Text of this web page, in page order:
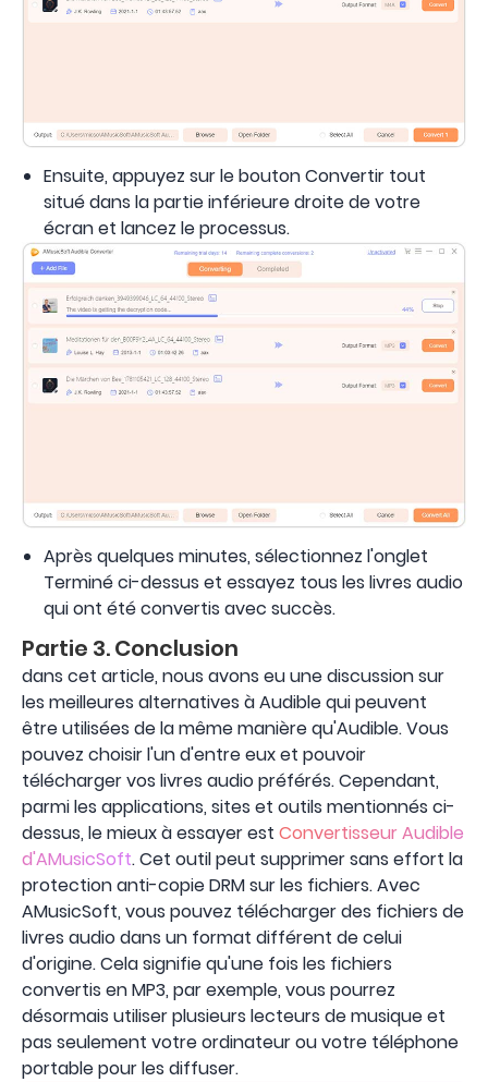
Ensuite, appuyez sur le bouton Convertir tout
situé dans la partie inférieure droite de votre
écran et lancez le processus.
Après quelques minutes, sélectionnez l'onglet
Terminé ci-dessus et essayez tous les livres audio
qui ont été convertis avec succès.
Partie 3. Conclusion
dans cet article, nous avons eu une discussion sur
les meilleures alternatives à Audible qui peuvent
être utilisées de la même manière qu'Audible. Vous
pouvez choisir l'un d'entre eux et pouvoir
télécharger vos livres audio préférés. Cependant,
parmi les applications, sites et outils mentionnés ci-
dessus, le mieux à essayer est Convertisseur Audible
d'AMusicSoft. Cet outil peut supprimer sans effort la
protection anti-copie DRM sur les fichiers. Avec
AMusicSoft, vous pouvez télécharger des fichiers de
livres audio dans un format différent de celui
d'origine. Cela signifie qu'une fois les fichiers
convertis en MP3, par exemple, vous pourrez
désormais utiliser plusieurs lecteurs de musique et
pas seulement votre ordinateur ou votre téléphone
portable pour les diffuser.